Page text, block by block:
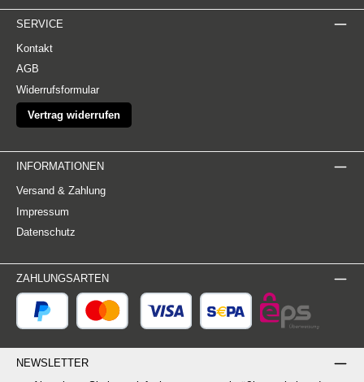
SERVICE
Kontakt
AGB
Widerrufsformular
Vertrag widerrufen
INFORMATIONEN
Versand & Zahlung
Impressum
Datenschutz
ZAHLUNGSARTEN
NEWSLETTER